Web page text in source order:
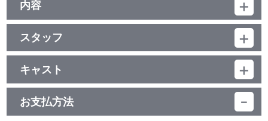
上浩之
②.篠原哲雄監督インタビュー「still on the grass」（演出：水戸
英樹 ビデオ／カラー／約10分）
③.「草の上の仕事」劇場予告編（35mm／カラー／約2分）
ジャンル：劇場公開映画（邦画）
(本編68分＋映像特典38分)／ﾄﾞﾙﾋﾞｰﾃﾞｼﾞﾀﾙ(ﾓﾉﾗﾙ・一部ｽﾃﾚｵ)／片面
1層／ｽﾀﾝﾀﾞｰﾄﾞ／カラー／確106分／1巻
内容
制作年度：1993年
【2作品収録】
■「草の上の仕事」（1993年 16mm作品）
草刈りのアルバイトで広大な草原にやってきたベテランとアルバ
イトの二人の青年。一日の共同作業を通じて次第に心を通じ合わせ
て行く。やがて日が暮れて1日の仕事を終える。ベテランはアルバ
イトに「明日もくるんだろ」と声をかけるが･･･。
■「RUNNING HIGH」（1989年 8mm作品）
スタッフ
「草の上の仕事」 監督・脚本：篠原哲雄／撮影：上野彰吾／録音：
田中靖志／音楽：村上浩之 他
「RUNNING HIGH」 監督・脚本：篠原哲雄／撮影：上野彰吾／音
楽：村上浩之 他
キャスト
「草の上の仕事」 後藤直樹／太田 光（爆笑問題）
「RUNNING HIGH」 千葉哲也／谷口典子／佐藤文裕／三上剛史
お支払方法